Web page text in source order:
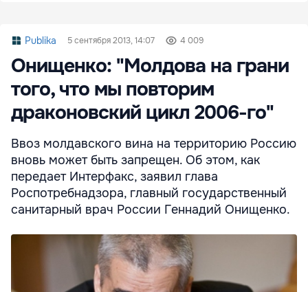
Publika 5 сентября 2013, 14:07 4 009
Онищенко: "Молдова на грани
того, что мы повторим
драконовский цикл 2006-го"
Ввоз молдавского вина на территорию Россию
вновь может быть запрещен. Об этом, как
передает Интерфакс, заявил глава
Роспотребнадзора, главный государственный
санитарный врач России Геннадий Онищенко.